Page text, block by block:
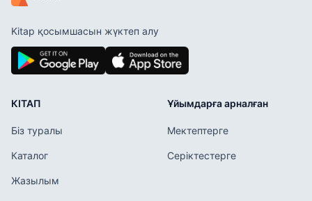
Kitap қосымшасын жүктеп алу
КІТАП
Біз туралы
Каталог
Жазылым
Ұйымдарға арналған
Мектептерге
Серіктестерге